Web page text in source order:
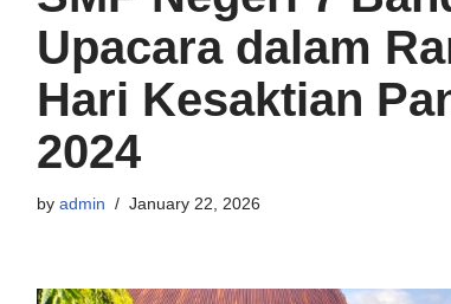
Upacara dalam
Hari Kesaktian
2024
by admin January 22, 2026